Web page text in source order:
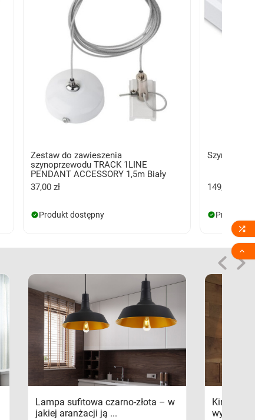
Zestaw do zawieszenia
szynoprzewodu TRACK 1LINE
PENDANT ACCESSORY 1,5m Biały
37,00 zł
Produkt dostępny
149,00 zł
Produkt
Lampa sufitowa czarno-złota – w
jakiej aranżacji ją ...
Kinkiety

